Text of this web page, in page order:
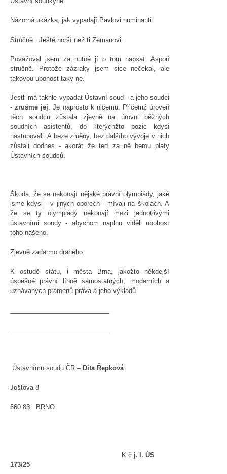
Názorná ukázka, jak vypadají Pavlovi nominanti.
Stručně : Ještě horší než ti Zemanovi.
Považoval jsem za nutné jí o tom napsat. Aspoň
stručně. Protože zázraky jsem sice nečekal, ale
takovou ubohost taky ne.
Jestli má takhle vypadat Ústavní soud - a jeho soudci
-zrušme jej . Je naprosto k ničemu. Přičemž úroveň
těch soudců zůstala zjevně na úrovni běžných
soudních asistentů, do kterýchžto pozic kdysi
nastupovali. A beze změny, bez dalšího vývoje v nich
zůstali dodnes - akorát že teď za ně berou platy
Ústavních soudců.
Škoda, že se nekonají nějaké právní olympiády, jaké
jsme kdysi - v jiných oborech - mívali na školách. A
že se ty olympiády nekonají mezi jednotlivými
ústavními soudy - abychom naplno viděli ubohost
toho našeho.
Zjevně zadarmo drahého.
K ostudě státu, i města Brna, jakožto někdejší
úspěšné právní líhně samostatných, moderních a
uznávaných pramenů práva a jeho výkladů.
Ústavnímu soudu ČR – Dita Řepková
Joštova 8
660 83 BRNO
K č.j. I. ÚS
173/25